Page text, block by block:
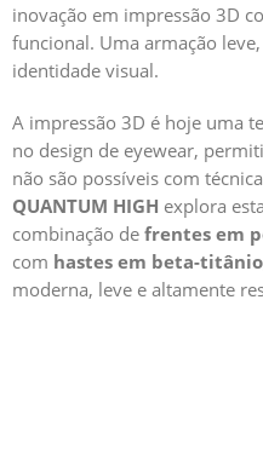
inovação em impressão 3D
funcional. Uma armação
identidade visual.
A impressão 3D é hoje uma
no design de eyewear,
não são possíveis com
QUANTUM HIGH explora
combinação de frentes em
com hastes em beta-titânio
moderna, leve e altamente